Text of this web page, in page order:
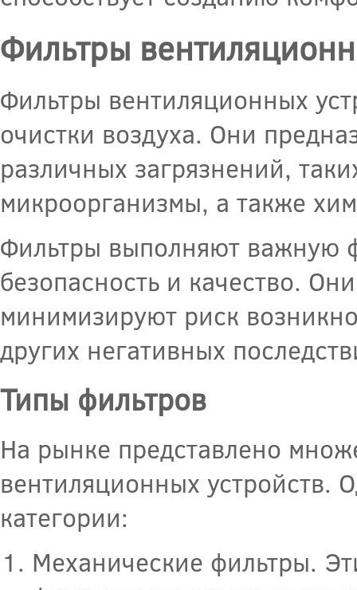
Фильтры
Фильтры вентиляционных
очистки воздуха. Они
различных загрязнений,
микроорганизмы, а также
Фильтры выполняют важную
безопасность и качество.
минимизируют риск
других негативных
Типы фильтров
На рынке представлено
вентиляционных устройств.
категории:
Механические фильтры.